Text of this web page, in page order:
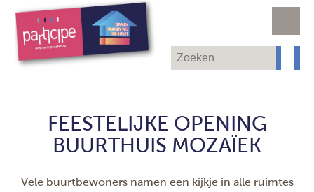
FEESTELIJKE OPENING
BUURTHUIS MOZAÏEK
Vele buurtbewoners namen een kijkje in alle ruimtes